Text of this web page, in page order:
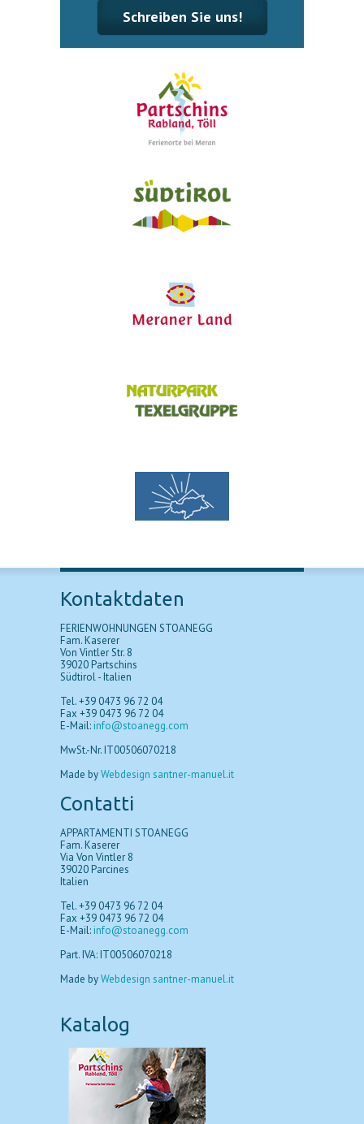
Schreiben Sie uns!
Kontaktdaten
FERIENWOHNUNGEN STOANEGG
Fam. Kaserer
Von Vintler Str. 8
39020 Partschins
Südtirol - Italien
Tel. +39 0473 96 72 04
Fax +39 0473 96 72 04
E-Mail: info@stoanegg.com
MwSt.-Nr. IT00506070218
Made byWebdesign santner-manuel.it
Contatti
APPARTAMENTI STOANEGG
Fam. Kaserer
Via Von Vintler 8
39020 Parcines
Italien
Tel. +39 0473 96 72 04
Fax +39 0473 96 72 04
E-Mail: info@stoanegg.com
Part. IVA: IT00506070218
Made byWebdesign santner-manuel.it
Katalog